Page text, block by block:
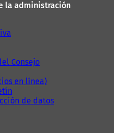
la administración
Consejo
en línea)
de datos